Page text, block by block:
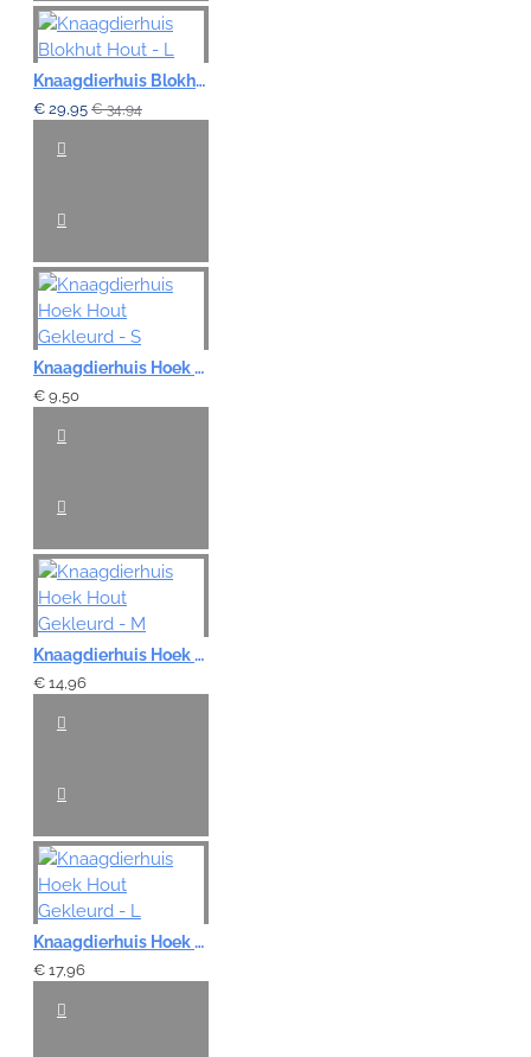
Knaagdierhuis Blokhut Hout - L
€ 29,95 € 34,94
Knaagdierhuis Hoek Hout Gekleurd - S
€ 9,50
Knaagdierhuis Hoek Hout Gekleurd - M
€ 14,96
Knaagdierhuis Hoek Hout Gekleurd - L
€ 17,96